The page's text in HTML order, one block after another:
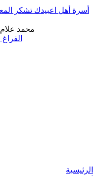
أسرة أهل اعبيدك تشكر
الرئيسية